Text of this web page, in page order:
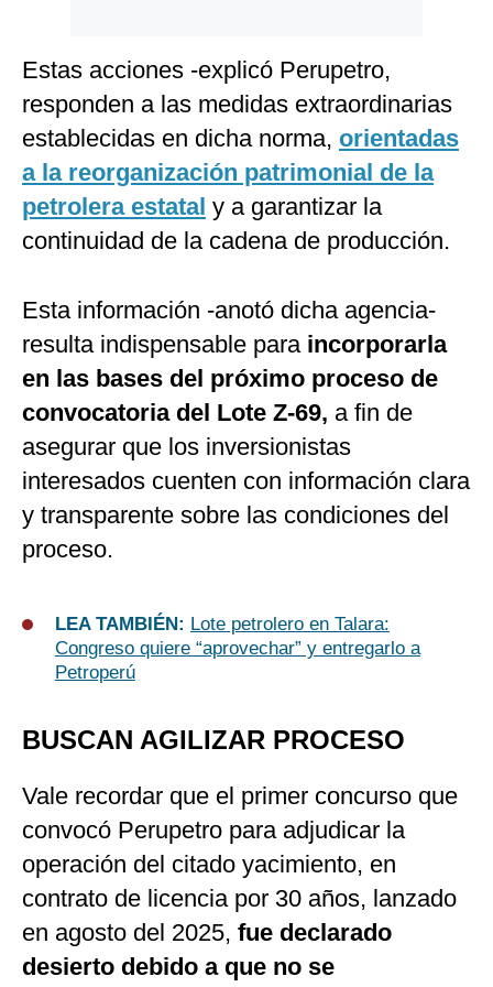
Estas acciones -explicó Perupetro,
responden a las medidas extraordinarias
establecidas en dicha norma, orientadas
a la reorganización patrimonial de la
petrolera estatal y a garantizar la
continuidad de la cadena de producción.
Esta información -anotó dicha agencia-
resulta indispensable paraincorporarla
en las bases del próximo proceso de
convocatoria del Lote Z-69, a fin de
asegurar que los inversionistas
interesados cuenten con información clara
y transparente sobre las condiciones del
proceso.
LEA TAMBIÉN: Lote petrolero en Talara:
Congreso quiere “aprovechar” y entregarlo a
Petroperú
BUSCAN AGILIZAR PROCESO
Vale recordar que el primer concurso que
convocó Perupetro para adjudicar la
operación del citado yacimiento, en
contrato de licencia por 30 años, lanzado
en agosto del 2025, fue declarado
desierto debido a que no se